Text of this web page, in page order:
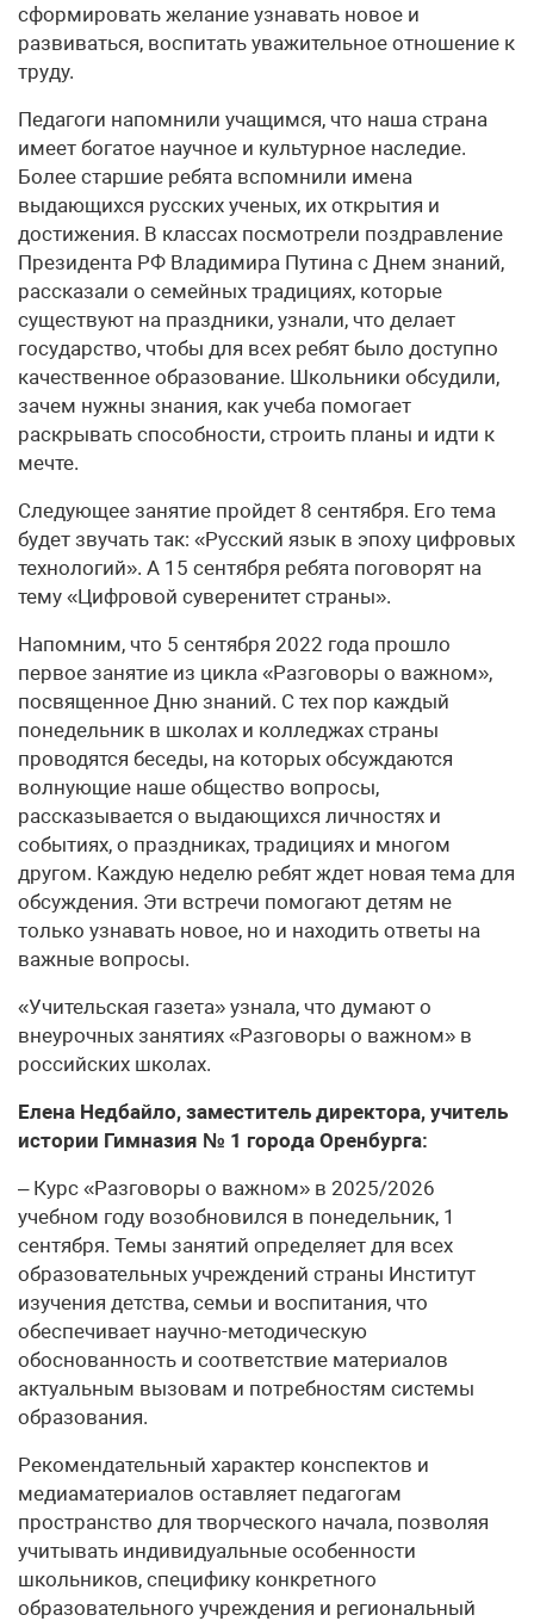
сформировать желание узнавать новое и
развиваться, воспитать уважительное отношение к
труду.
Педагоги напомнили учащимся, что наша страна
имеет богатое научное и культурное наследие.
Более старшие ребята вспомнили имена
выдающихся русских ученых, их открытия и
достижения. В классах посмотрели поздравление
Президента РФ Владимира Путина с Днем знаний,
рассказали о семейных традициях, которые
существуют на праздники, узнали, что делает
государство, чтобы для всех ребят было доступно
качественное образование. Школьники обсудили,
зачем нужны знания, как учеба помогает
раскрывать способности, строить планы и идти к
мечте.
Следующее занятие пройдет 8 сентября. Его тема
будет звучать так: «Русский язык в эпоху цифровых
технологий». А 15 сентября ребята поговорят на
тему «Цифровой суверенитет страны».
Напомним, что 5 сентября 2022 года прошло
первое занятие из цикла «Разговоры о важном»,
посвященное Дню знаний. С тех пор каждый
понедельник в школах и колледжах страны
проводятся беседы, на которых обсуждаются
волнующие наше общество вопросы,
рассказывается о выдающихся личностях и
событиях, о праздниках, традициях и многом
другом. Каждую неделю ребят ждет новая тема для
обсуждения. Эти встречи помогают детям не
только узнавать новое, но и находить ответы на
важные вопросы.
«Учительская газета» узнала, что думают о
внеурочных занятиях «Разговоры о важном» в
российских школах.
Елена Недбайло, заместитель директора, учитель
истории Гимназия № 1 города Оренбурга:
– Курс «Разговоры о важном» в 2025/2026
учебном году возобновился в понедельник, 1
сентября. Темы занятий определяет для всех
образовательных учреждений страны Институт
изучения детства, семьи и воспитания, что
обеспечивает научно-методическую
обоснованность и соответствие материалов
актуальным вызовам и потребностям системы
образования.
Рекомендательный характер конспектов и
медиаматериалов оставляет педагогам
пространство для творческого начала, позволяя
учитывать индивидуальные особенности
школьников, специфику конкретного
образовательного учреждения и региональный